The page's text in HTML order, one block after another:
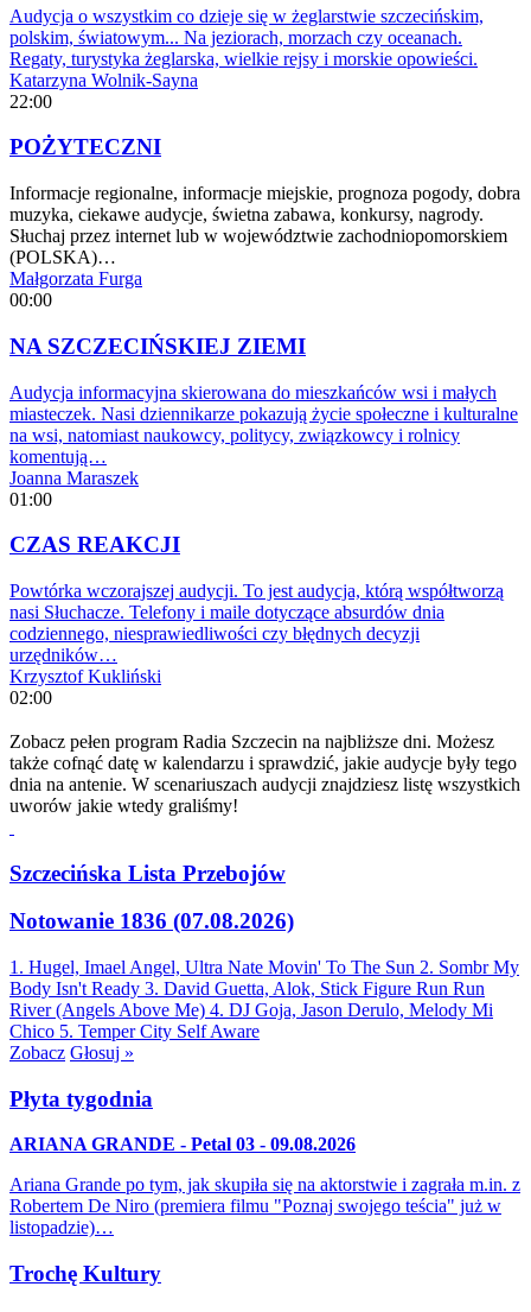
Audycja o wszystkim co dzieje się w żeglarstwie szczecińskim,
polskim, światowym... Na jeziorach, morzach czy oceanach.
Regaty, turystyka żeglarska, wielkie rejsy i morskie opowieści.
Katarzyna Wolnik-Sayna
22:00
POŻYTECZNI
Informacje regionalne, informacje miejskie, prognoza pogody, dobra
muzyka, ciekawe audycje, świetna zabawa, konkursy, nagrody.
Słuchaj przez internet lub w województwie zachodniopomorskiem
(POLSKA)…
Małgorzata Furga
00:00
NA SZCZECIŃSKIEJ ZIEMI
Audycja informacyjna skierowana do mieszkańców wsi i małych
miasteczek. Nasi dziennikarze pokazują życie społeczne i kulturalne
na wsi, natomiast naukowcy, politycy, związkowcy i rolnicy
komentują…
Joanna Maraszek
01:00
CZAS REAKCJI
Powtórka wczorajszej audycji. To jest audycja, którą współtworzą
nasi Słuchacze. Telefony i maile dotyczące absurdów dnia
codziennego, niesprawiedliwości czy błędnych decyzji
urzędników…
Krzysztof Kukliński
02:00
Zobacz pełen program Radia Szczecin na najbliższe dni. Możesz
także cofnąć datę w kalendarzu i sprawdzić, jakie audycje były tego
dnia na antenie. W scenariuszach audycji znajdziesz listę wszystkich
uworów jakie wtedy graliśmy!
Szczecińska Lista Przebojów
Notowanie 1836 (07.08.2026)
1. Hugel, Imael Angel, Ultra Nate Movin' To The Sun 2. Sombr My
Body Isn't Ready 3. David Guetta, Alok, Stick Figure Run Run
River (Angels Above Me) 4. DJ Goja, Jason Derulo, Melody Mi
Chico 5. Temper City Self Aware
Zobacz Głosuj »
Płyta tygodnia
ARIANA GRANDE - Petal 03 - 09.08.2026
Ariana Grande po tym, jak skupiła się na aktorstwie i zagrała m.in. z
Robertem De Niro (premiera filmu "Poznaj swojego teścia" już w
listopadzie)…
Trochę Kultury